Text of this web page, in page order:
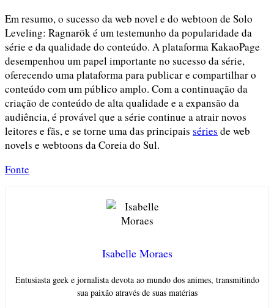
Em resumo, o sucesso da web novel e do webtoon de Solo
Leveling: Ragnarök é um testemunho da popularidade da
série e da qualidade do conteúdo. A plataforma KakaoPage
desempenhou um papel importante no sucesso da série,
oferecendo uma plataforma para publicar e compartilhar o
conteúdo com um público amplo. Com a continuação da
criação de conteúdo de alta qualidade e a expansão da
audiência, é provável que a série continue a atrair novos
leitores e fãs, e se torne uma das principais séries de web
novels e webtoons da Coreia do Sul.
Fonte
Isabelle Moraes
Entusiasta geek e jornalista devota ao mundo dos animes, transmitindo
sua paixão através de suas matérias